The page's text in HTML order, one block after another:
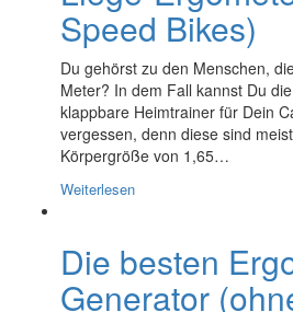
Speed Bikes)
Du gehörst zu den Menschen,
Meter? In dem Fall kannst Du
klappbare Heimtrainer für Dein
vergessen, denn diese sind
Körpergröße von 1,65…
Weiterlesen
Die besten
Generator